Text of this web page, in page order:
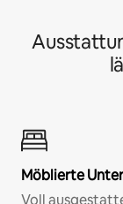
Möblierte
Voll